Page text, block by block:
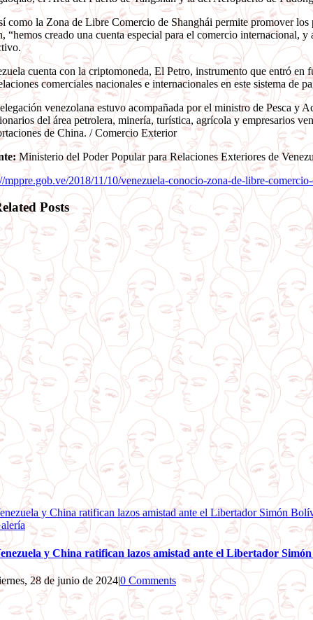
como la Zona de Libre Comercio de Shanghái permite promover
“hemos creado una cuenta especial para el comercio internacional,
cuenta con la criptomoneda, El Petro, instrumento que entró
comerciales nacionales e internacionales en este sistema de
venezolana estuvo acompañada por el ministro de Pesca y
del área petrolera, minería, turística, agrícola y empresarios
de China. / Comercio Exterior
Ministerio del Poder Popular para Relaciones Exteriores de
mppre.gob.ve/2018/11/10/venezuela-conocio-zona-de-libre-
Posts
y China ratifican lazos amistad ante el Libertador Simón
y China ratifican lazos amistad ante el Libertador
28 de junio de 2024|0 Comments